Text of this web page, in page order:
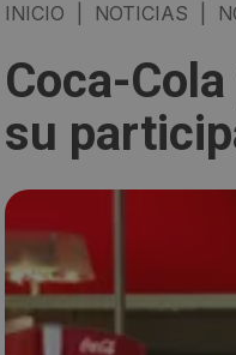
INICIO NOTICIAS
Coca-
su